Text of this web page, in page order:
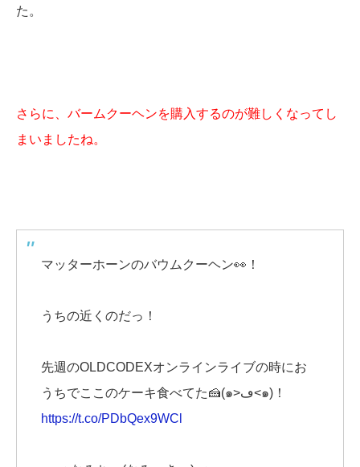
た。
さらに、バームクーヘンを購入するのが難しくなってし
まいましたね。
マッターホーンのバウムクーヘン👀！
うちの近くのだっ！
先週のOLDCODEXオンラインライブの時にお
うちでここのケーキ食べてた🍰(๑>ڡ<๑)！
https://t.co/PDbQex9WCl